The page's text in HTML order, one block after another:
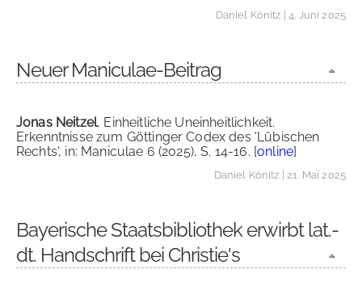
Daniel Könitz | 4. Juni 2025
Neuer Maniculae-Beitrag
Jonas Neitzel, Einheitliche Uneinheitlichkeit.
Erkenntnisse zum Göttinger Codex des 'Lübischen
Rechts', in: Maniculae 6 (2025), S. 14-16. [online]
Daniel Könitz | 21. Mai 2025
Bayerische Staatsbibliothek erwirbt lat.-
dt. Handschrift bei Christie's